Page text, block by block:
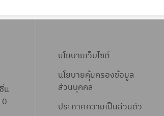
น
นโยบายเว็บไซต์
นโยบายคุ้มครองข้อมูล
ส่วนบุคคล
ประกาศความเป็นส่วนตัว